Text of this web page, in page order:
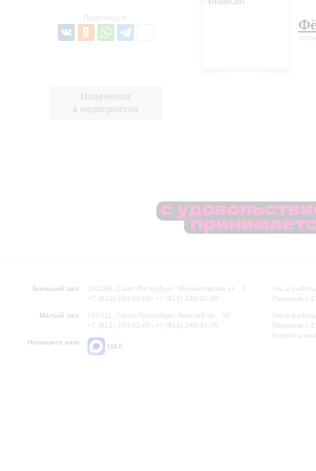
Поделиться:
Изменения
в мероприятии
Большой зал:
191186, Санкт-Петербург, Михайловская ул., 2
+7 (812) 240-01-00, +7 (812) 240-01-80
Малый зал:
191011, Санкт-Петербург, Невский пр., 30
+7 (812) 240-01-00, +7 (812) 240-01-70
Напишите нам:
MAX
Часы
Перерыв с
Часы
Перерыв с
Вопросы